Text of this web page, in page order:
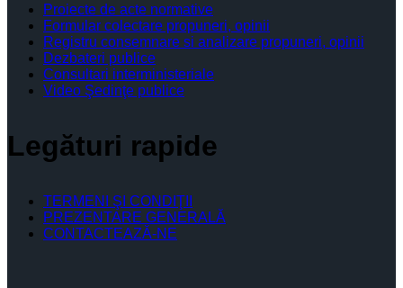
Proiecte de acte normative
Formular colectare propuneri, opinii
Registru consemnare si analizare propuneri, opinii
Dezbateri publice
Consultari interministeriale
Video Şedinţe publice
Legături rapide
TERMENI ŞI CONDIŢII
PREZENTARE GENERALĂ
CONTACTEAZĂ-NE